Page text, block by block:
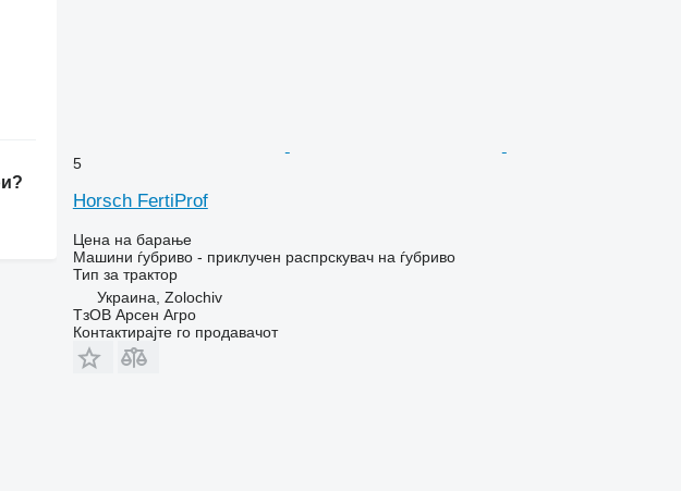
5
Horsch FertiProf
Цена на барање
Машини ѓубриво - приклучен распрскувач на ѓубриво
Тип за трактор
Украина, Zolochiv
ТзОВ Арсен Агро
Контактирајте го продавачот